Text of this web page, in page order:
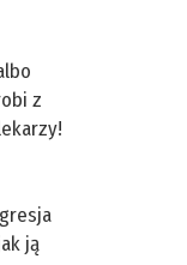
z
ją